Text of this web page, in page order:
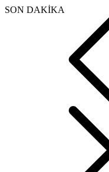
SON DAKİKA